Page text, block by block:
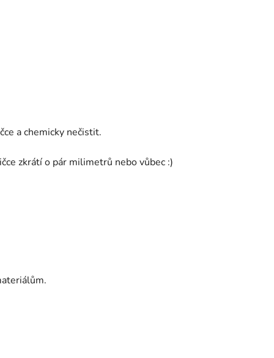
a chemicky nečistit.
zkrátí o pár milimetrů nebo vůbec :)